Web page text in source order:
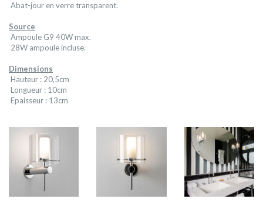
Abat-jour en verre transparent.
Source
Ampoule G9 40W max.
28W ampoule incluse.
Dimensions
Hauteur : 20,5cm
Longueur : 10cm
Epaisseur : 13cm